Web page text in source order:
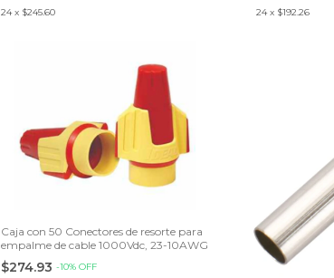
24 x $245.60
24 x $192.26
Caja con 50 Conectores de resorte para
empalme de cable 1000Vdc, 23-10AWG
$274.93-10%OFF